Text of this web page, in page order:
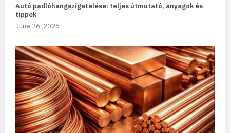
Autó padlóhangszigetelése: teljes útmutató, anyagok és
tippek
June 26, 2026